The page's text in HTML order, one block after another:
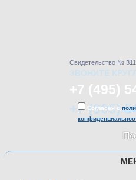
Свидетельство №
ЗВОНИТЕ
+7 (495)
+7 (905)
Согласен с